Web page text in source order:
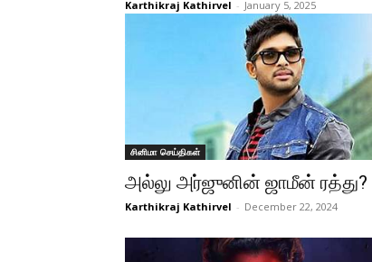
Karthikraj Kathirvel - January 5, 2025
சினிமா செய்திகள்
அல்லு அர்ஜுனின் ஜாமீன் ரத்து?
Karthikraj Kathirvel - December 22, 2024